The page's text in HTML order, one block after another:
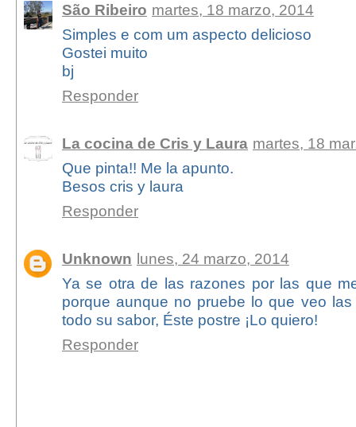
São Ribeiro martes, 18 marzo, 2014
Simples e com um aspecto delicioso
Gostei muito
bj
Responder
La cocina de Cris y Laura martes, 18
Que pinta!! Me la apunto.
Besos cris y laura
Responder
Unknown lunes, 24 marzo, 2014
Ya se otra de las razones por las que
porque aunque no pruebe lo que veo
todo su sabor, Éste postre ¡Lo quiero!
Responder